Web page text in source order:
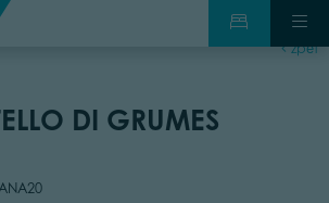
zpět
DI GRUMES